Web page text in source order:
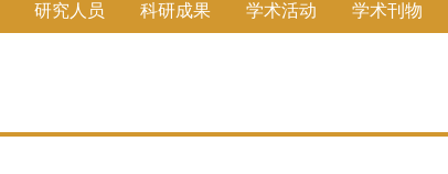
研究人员 科研成果 学术活动 学术刊物